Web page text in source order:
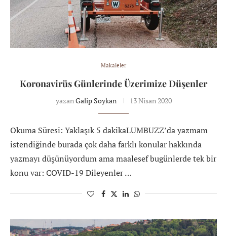
Makaleler
Koronavirüs Günlerinde Üzerimize Düşenler
yazanGalip Soykan 13 Nisan 2020
Okuma Süresi: Yaklaşık 5 dakikaLUMBUZZ’da yazmam
istendiğinde burada çok daha farklı konular hakkında
yazmayı düşünüyordum ama maalesef bugünlerde tek bir
konu var: COVID-19 Dileyenler …